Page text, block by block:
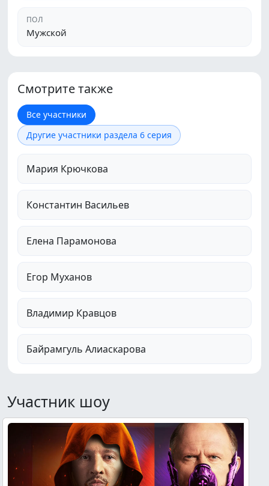
ПОЛ
Мужской
Смотрите также
Все участники
Другие участники раздела 6 серия
Мария Крючкова
Константин Васильев
Елена Парамонова
Егор Муханов
Владимир Кравцов
Байрамгуль Алиаскарова
Участник шоу